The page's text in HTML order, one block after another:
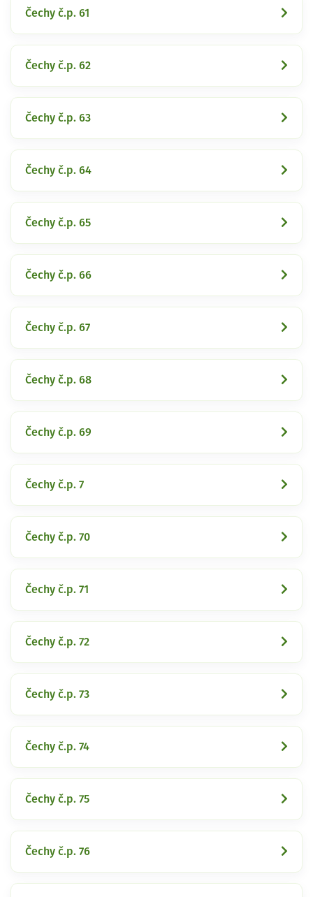
Čechy č.p. 61
Čechy č.p. 62
Čechy č.p. 63
Čechy č.p. 64
Čechy č.p. 65
Čechy č.p. 66
Čechy č.p. 67
Čechy č.p. 68
Čechy č.p. 69
Čechy č.p. 7
Čechy č.p. 70
Čechy č.p. 71
Čechy č.p. 72
Čechy č.p. 73
Čechy č.p. 74
Čechy č.p. 75
Čechy č.p. 76